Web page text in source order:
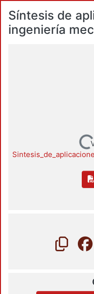
Síntesis de
ingeniería